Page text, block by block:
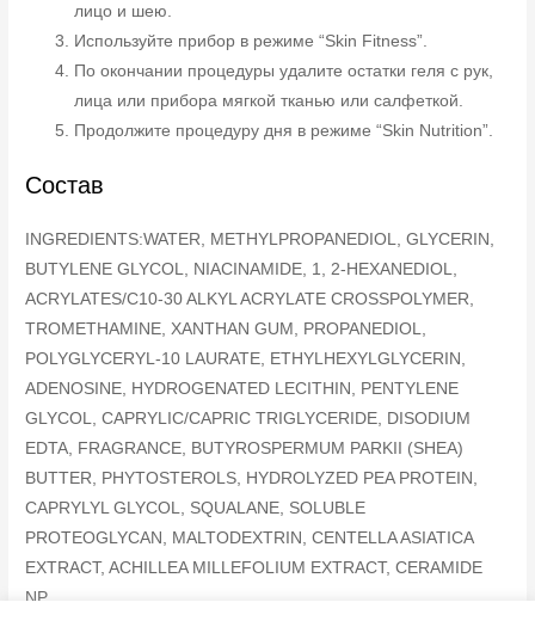
лицо и шею.
Используйте прибор в режиме “Skin Fitness”.
По окончании процедуры удалите остатки геля с рук,
лица или прибора мягкой тканью или салфеткой.
Продолжите процедуру дня в режиме “Skin Nutrition”.
Состав
INGREDIENTS:WATER, METHYLPROPANEDIOL, GLYCERIN,
BUTYLENE GLYCOL, NIACINAMIDE, 1, 2-HEXANEDIOL,
ACRYLATES/C10-30 ALKYL ACRYLATE CROSSPOLYMER,
TROMETHAMINE, XANTHAN GUM, PROPANEDIOL,
POLYGLYCERYL-10 LAURATE, ETHYLHEXYLGLYCERIN,
ADENOSINE, HYDROGENATED LECITHIN, PENTYLENE
GLYCOL, CAPRYLIC/CAPRIC TRIGLYCERIDE, DISODIUM
EDTA, FRAGRANCE, BUTYROSPERMUM PARKII (SHEA)
BUTTER, PHYTOSTEROLS, HYDROLYZED PEA PROTEIN,
CAPRYLYL GLYCOL, SQUALANE, SOLUBLE
PROTEOGLYCAN, MALTODEXTRIN, CENTELLA ASIATICA
EXTRACT, ACHILLEA MILLEFOLIUM EXTRACT, CERAMIDE
NP